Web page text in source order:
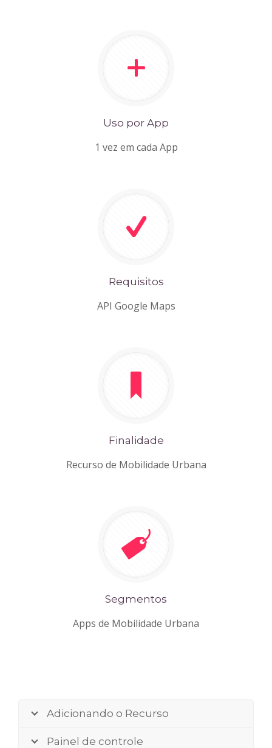
Uso por App
1 vez em cada App
Requisitos
API Google Maps
Finalidade
Recurso de Mobilidade Urbana
Segmentos
Apps de Mobilidade Urbana
Adicionando o Recurso
Painel de controle